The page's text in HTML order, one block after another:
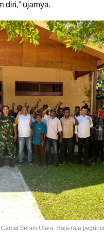
diri,” ujarnya.
Seram Utara, Raja-raja